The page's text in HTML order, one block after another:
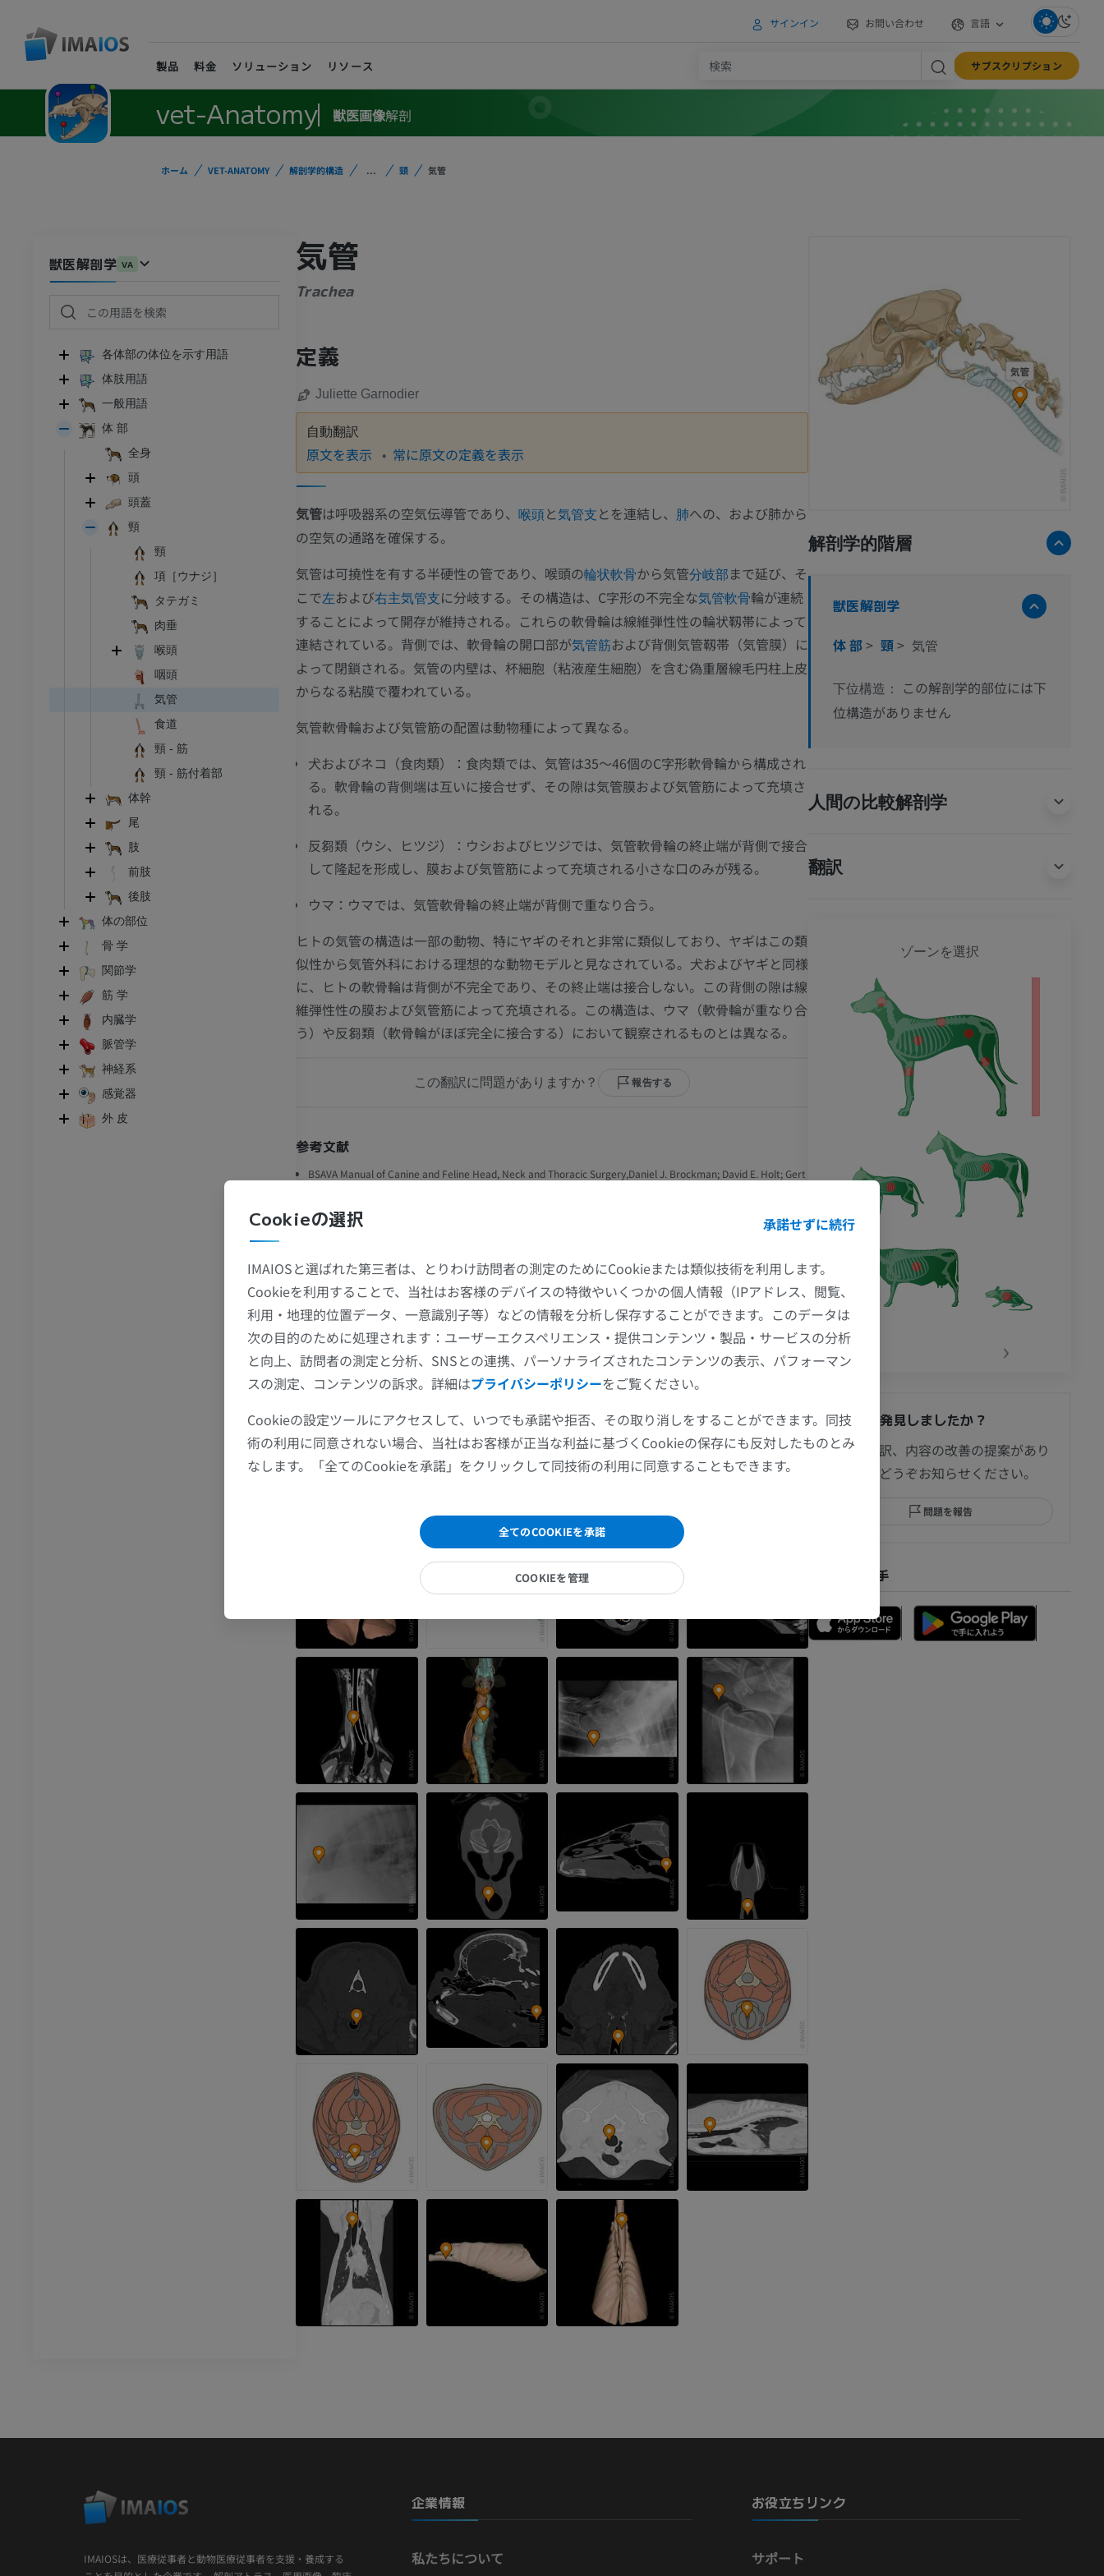
サインイン お問い合わせ 言語
製品 料金 ソリューション リソース サブスクリプション
vet-Anatomy 獣医画像解剖
ホーム VET-ANATOMY 解剖学的構造 ... 頸 気管
獣医解剖学 VA
各体部の体位を示す用語
体肢用語
一般用語
体 部
全身
頭
頭蓋
頸
頸
項［ウナジ］
タテガミ
肉垂
喉頭
咽頭
気管
食道
頸 - 筋
頸 - 筋付着部
体幹
尾
肢
前肢
後肢
体の部位
骨 学
関節学
筋 学
内臓学
脈管学
神経系
感覚器
外 皮
気管
Trachea
定義
Juliette Garnodier
自動翻訳
原文を表示 常に原文の定義を表示
気管は呼吸器系の空気伝導管であり、 喉頭と気管支とを連結し、 肺への、および肺から
の空気の通路を確保する。
気管は可撓性を有する半硬性の管であり、喉頭の輪状軟骨から気管分岐部まで延び、そ
こで左および右主気管支に分岐する。その構造は、C字形の不完全な気管軟骨輪が連続
することによって開存が維持される。これらの軟骨輪は線維弾性性の輪状靱帯によって
連結されている。背側では、軟骨輪の開口部が気管筋および背側気管靱帯（気管膜）に
よって閉鎖される。気管の内壁は、杯細胞（粘液産生細胞）を含む偽重層線毛円柱上皮
からなる粘膜で覆われている。
気管軟骨輪および気管筋の配置は動物種によって異なる。
犬およびネコ（食肉類）：食肉類では、気管は35〜46個のC字形軟骨輪から構成され
る。軟骨輪の背側端は互いに接合せず、その隙は気管膜および気管筋によって充填さ
れる。
反芻類（ウシ、ヒツジ）：ウシおよびヒツジでは、気管軟骨輪の終止端が背側で接合
して隆起を形成し、膜および気管筋によって充填される小さな口のみが残る。
ウマ：ウマでは、気管軟骨輪の終止端が背側で重なり合う。
ヒトの気管の構造は一部の動物、特にヤギのそれと非常に類似しており、ヤギはこの類
似性から気管外科における理想的な動物モデルと見なされている。犬およびヤギと同様
に、ヒトの軟骨輪は背側が不完全であり、その終止端は接合しない。この背側の隙は線
維弾性性の膜および気管筋によって充填される。この構造は、ウマ（軟骨輪が重なり合
う）や反芻類（軟骨輪がほぼ完全に接合する）において観察されるものとは異なる。
この翻訳に問題がありますか？ 報告する
参考文献
BSAVA Manual of Canine and Feline Head, Neck and Thoracic Surgery,Daniel J. Brockman; David E. Holt; Gert
BSAVA Manual of Canine and Feline Thoracic Imaging, Tobias Schwarz; Peter V. Scrivani, BSAVA (2024). 2nd
Introduction to Animal and Veterinary Anatomy and Physiology, Victoria Aspinall, Melanie Cappello, CABI
(2019). 4th Edition. ISBN: 9781789241150
ギャラリー
解剖学的階層
獣医解剖学
体 部> 頸> 気管
下位構造：
この解剖学的部位には下
位構造がありません
人間の比較解剖学
翻訳
ウシ亜科 - 一般解剖学
イラストレーション
馬
馬 - 骨学
イラストレーション
プレミアム
馬 - 骨学
馬 - 手根骨
馬：筋学
イラストレーション
プレミアム
馬 - 指（趾）
MRI
馬 - 指および蹄
イラストレーション
CT
マウス
マウス - 全身
CT
無料
ゾーンを選択
›
間違いを発見しましたか？
修正や翻訳、内容の改善の提案があり
ましたらどうぞお知らせください。
問題を報告
アプリを入手
IMAIOSは、医療従事者と動物医療従事者を支援・養成する
企業情報
私たちについて
お役立ちリンク
サポート
Cookieの選択 承諾せずに続行
IMAIOSと選ばれた第三者は、とりわけ訪問者の測定のためにCookieまたは類似技術を利用します。
Cookieを利用することで、当社はお客様のデバイスの特徴やいくつかの個人情報（IPアドレス、閲覧、
利用・地理的位置データ、一意識別子等）などの情報を分析し保存することができます。このデータは
次の目的のために処理されます：ユーザーエクスペリエンス・提供コンテンツ・製品・サービスの分析
と向上、訪問者の測定と分析、SNSとの連携、パーソナライズされたコンテンツの表示、パフォーマン
スの測定、コンテンツの訴求。詳細はプライバシーポリシーをご覧ください。
Cookieの設定ツールにアクセスして、いつでも承諾や拒否、その取り消しをすることができます。同技
術の利用に同意されない場合、当社はお客様が正当な利益に基づくCookieの保存にも反対したものとみ
なします。「全てのCookieを承諾」をクリックして同技術の利用に同意することもできます。
全てのCOOKIEを承諾
COOKIEを管理